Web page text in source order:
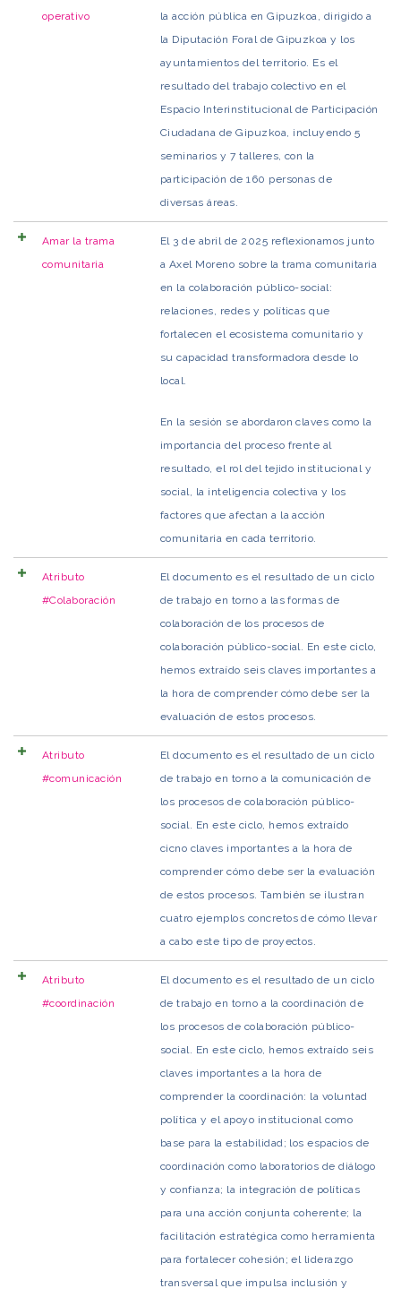
operativo
la acción pública en Gipuzkoa, dirigido a
la Diputación Foral de Gipuzkoa y los
ayuntamientos del territorio. Es el
resultado del trabajo colectivo en el
Espacio Interinstitucional de Participación
Ciudadana de Gipuzkoa, incluyendo 5
seminarios y 7 talleres, con la
participación de 160 personas de
diversas áreas.
Amar la trama
comunitaria
El 3 de abril de 2025 reflexionamos junto
a Axel Moreno sobre la trama comunitaria
en la colaboración público-social:
relaciones, redes y políticas que
fortalecen el ecosistema comunitario y
su capacidad transformadora desde lo
local.
En la sesión se abordaron claves como la
importancia del proceso frente al
resultado, el rol del tejido institucional y
social, la inteligencia colectiva y los
factores que afectan a la acción
comunitaria en cada territorio.
Atributo
#Colaboración
El documento es el resultado de un ciclo
de trabajo en torno a las formas de
colaboración de los procesos de
colaboración público-social. En este ciclo,
hemos extraído seis claves importantes a
la hora de comprender cómo debe ser la
evaluación de estos procesos.
Atributo
#comunicación
El documento es el resultado de un ciclo
de trabajo en torno a la comunicación de
los procesos de colaboración público-
social. En este ciclo, hemos extraído
cicno claves importantes a la hora de
comprender cómo debe ser la evaluación
de estos procesos. También se ilustran
cuatro ejemplos concretos de cómo llevar
a cabo este tipo de proyectos.
Atributo
#coordinación
El documento es el resultado de un ciclo
de trabajo en torno a la coordinación de
los procesos de colaboración público-
social. En este ciclo, hemos extraído seis
claves importantes a la hora de
comprender la coordinación: la voluntad
política y el apoyo institucional como
base para la estabilidad; los espacios de
coordinación como laboratorios de diálogo
y confianza; la integración de políticas
para una acción conjunta coherente; la
facilitación estratégica como herramienta
para fortalecer cohesión; el liderazgo
transversal que impulsa inclusión y